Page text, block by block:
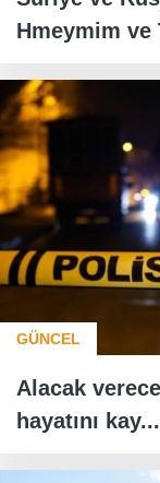
Hmeymim ve
GÜNCEL
Alacak
hayatını kay...